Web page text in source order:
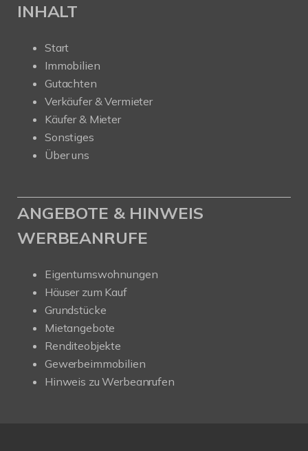
INHALT
Start
Immobilien
Gutachten
Verkäufer & Vermieter
Käufer & Mieter
Sonstiges
Über uns
ANGEBOTE & HINWEIS
WERBEANRUFE
Eigentumswohnungen
Häuser zum Kauf
Grundstücke
Mietangebote
Renditeobjekte
Gewerbeimmobilien
Hinweis zu Werbeanrufen